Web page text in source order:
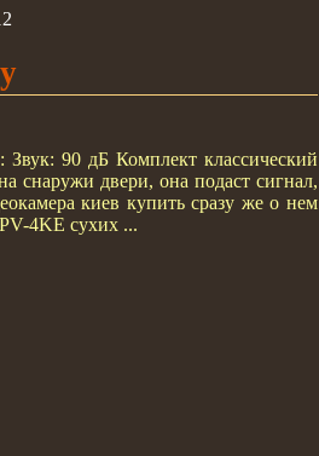
90 дБ Комплект классический
снаружи двери, она подаст сигнал,
киев купить сразу же о нем
4KE сухих ...